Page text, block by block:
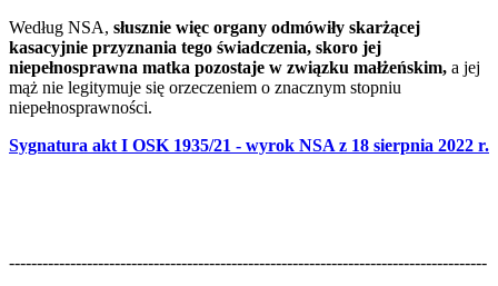
Według NSA, słusznie więc organy odmówiły skarżącej
kasacyjnie przyznania tego świadczenia, skoro jej
niepełnosprawna matka pozostaje w związku małżeńskim, a jej
mąż nie legitymuje się orzeczeniem o znacznym stopniu
niepełnosprawności.
Sygnatura akt I OSK 1935/21 - wyrok NSA z 18 sierpnia 2022 r.
--------------------------------------------------------------------------------------